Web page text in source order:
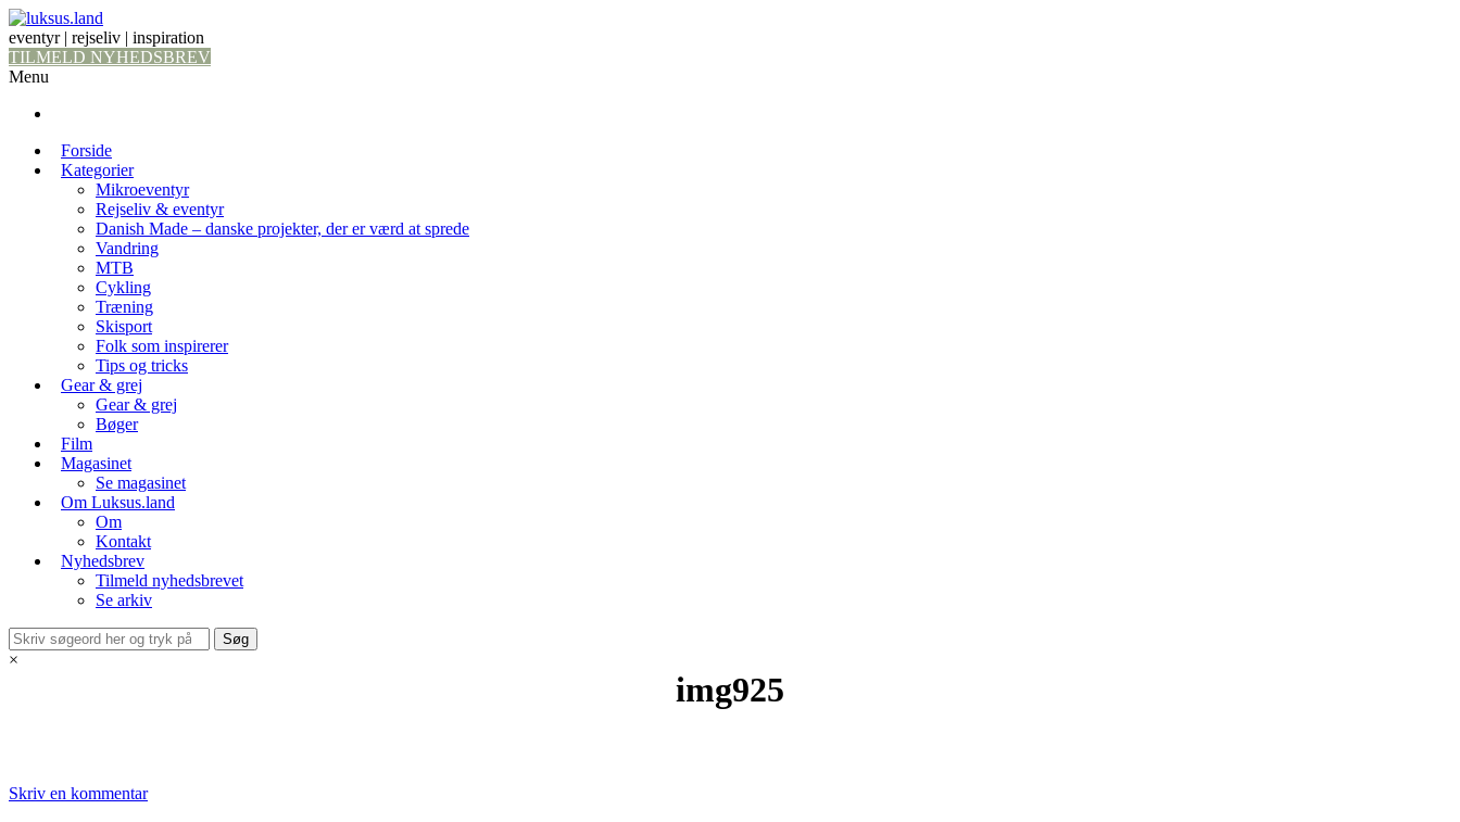
eventyr | rejseliv | inspiration
TILMELD NYHEDSBREV
Menu
Forside
Kategorier
Mikroeventyr
Rejseliv & eventyr
Danish Made – danske projekter, der er værd at sprede
Vandring
MTB
Cykling
Træning
Skisport
Folk som inspirerer
Tips og tricks
Gear & grej
Gear & grej
Bøger
Film
Magasinet
Se magasinet
Om Luksus.land
Om
Kontakt
Nyhedsbrev
Tilmeld nyhedsbrevet
Se arkiv
×
img925
Skriv en kommentar